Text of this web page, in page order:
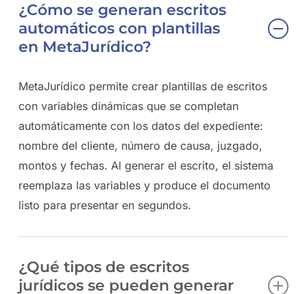
¿Cómo se generan escritos
automáticos con plantillas
en MetaJurídico?
MetaJurídico permite crear plantillas de escritos
con variables dinámicas que se completan
automáticamente con los datos del expediente:
nombre del cliente, número de causa, juzgado,
montos y fechas. Al generar el escrito, el sistema
reemplaza las variables y produce el documento
listo para presentar en segundos.
¿Qué tipos de escritos
jurídicos se pueden generar